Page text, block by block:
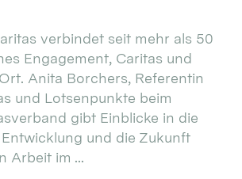
verbindet seit mehr als 50
Engagement, Caritas und
Anita Borchers, Referentin
und Lotsenpunkte beim
gibt Einblicke in die
und die Zukunft
Arbeit im ...